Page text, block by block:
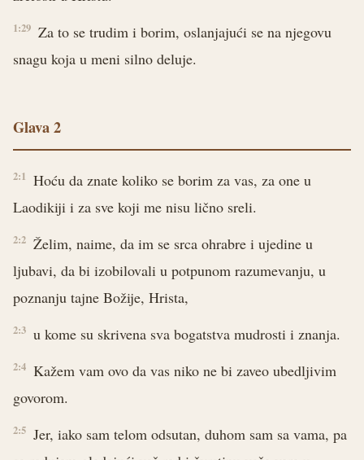
1:29 Za to se trudim i borim, oslanjajući se na njegovu
snagu koja u meni silno deluje.
Glava 2
2:1 Hoću da znate koliko se borim za vas, za one u
Laodikiji i za sve koji me nisu lično sreli.
2:2 Želim, naime, da im se srca ohrabre i ujedine u
ljubavi, da bi izobilovali u potpunom razumevanju, u
poznanju tajne Božije, Hrista,
2:3 u kome su skrivena sva bogatstva mudrosti i znanja.
2:4 Kažem vam ovo da vas niko ne bi zaveo ubedljivim
govorom.
2:5 Jer, iako sam telom odsutan, duhom sam sa vama, pa